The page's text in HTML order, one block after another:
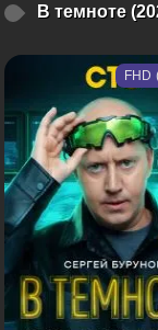
В темноте
FHD